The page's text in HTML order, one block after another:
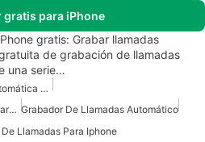
gratis para iPhone
gratis: Grabar llamadas
de grabación de llamadas
una serie…
Grabadora De Llamadas Automática Para IPhone
Grabadora De Llamadas Gratuita Para Iphone Grabador De Llamadas Automático
Llamadas Para Iphone